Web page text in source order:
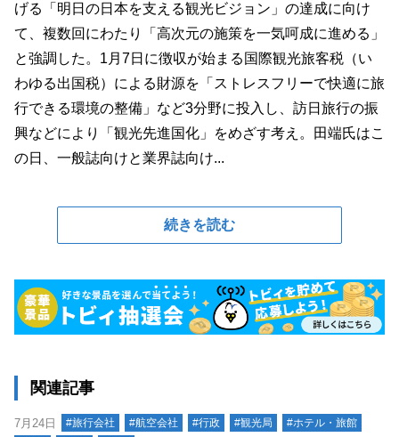
げる「明日の日本を支える観光ビジョン」の達成に向け
て、複数回にわたり「高次元の施策を一気呵成に進める」
と強調した。1月7日に徴収が始まる国際観光旅客税（い
わゆる出国税）による財源を「ストレスフリーで快適に旅
行できる環境の整備」など3分野に投入し、訪日旅行の振
興などにより「観光先進国化」をめざす考え。田端氏はこ
の日、一般誌向けと業界誌向け...
続きを読む
関連記事
7月24日 #旅行会社 #航空会社 #行政 #観光局
#ホテル・旅館